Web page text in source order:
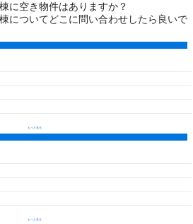
に空き物件はありますか？
についてどこに問い合わせしたら良いで
もっと見る
もっと見る